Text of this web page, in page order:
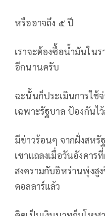
หรืออาจถึง ๕ ปี
เราจะต้องซื้อน้ำมันใน
อีกนานครับ
ฉะนั้นก็ประเมินการใช้
เฉพาะรัฐบาล ป้องกันไ
มีข่าวร้อนๆ จากฝั่งสหรั
เขาแถลงเมื่อวันอังคาร
สงครามกับอิหร่านพุ่ง
ดอลลาร์แล้ว